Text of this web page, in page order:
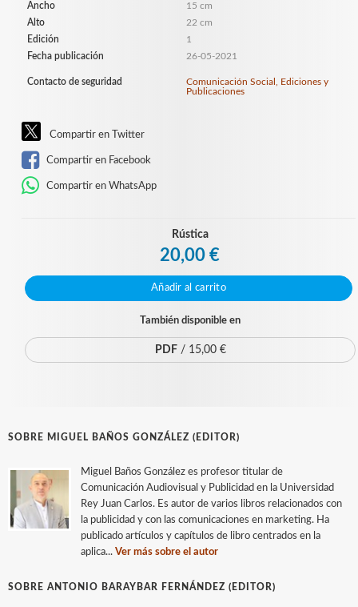
Ancho
15 cm
Alto
22 cm
Edición
1
Fecha publicación
26-05-2021
Contacto de seguridad
Comunicación Social, Ediciones y
Publicaciones
Compartir en Twitter
Compartir en Facebook
Compartir en WhatsApp
Rústica
20,00 €
Añadir al carrito
También disponible en
PDF / 15,00 €
SOBRE MIGUEL BAÑOS GONZÁLEZ (EDITOR)
Miguel Baños González es profesor titular de
Comunicación Audiovisual y Publicidad en la Universidad
Rey Juan Carlos. Es autor de varios libros relacionados con
la publicidad y con las comunicaciones en marketing. Ha
publicado artículos y capítulos de libro centrados en la
aplica... Ver más sobre el autor
SOBRE ANTONIO BARAYBAR FERNÁNDEZ (EDITOR)